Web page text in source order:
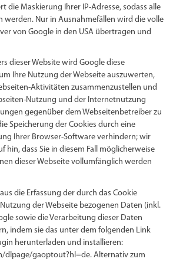
die Maskierung Ihrer IP-Adresse, sodass alle
werden. Nur in Ausnahmefällen wird die volle
von Google in den USA übertragen und
dieser Website wird Google diese
Ihre Nutzung der Webseite auszuwerten,
Aktivitäten zusammenzustellen und
Nutzung und der Internetnutzung
gegenüber dem Webseitenbetreiber zu
Speicherung der Cookies durch eine
Ihrer Browser-Software verhindern; wir
hin, dass Sie in diesem Fall möglicherweise
dieser Webseite vollumfänglich werden
die Erfassung der durch das Cookie
der Webseite bezogenen Daten (inkl.
sowie die Verarbeitung dieser Daten
indem sie das unter dem folgenden Link
herunterladen und installieren:
dlpage/gaoptout?hl=de. Alternativ zum